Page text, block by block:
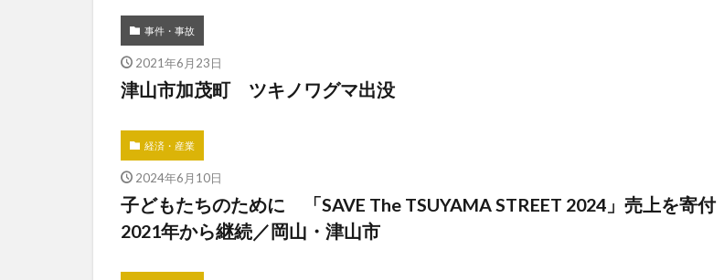
事件・事故
2021年6月23日
津山市加茂町 ツキノワグマ出没
経済・産業
2024年6月10日
子どもたちのために 「SAVE The TSUYAMA STREET 2024」売上を寄付
2021年から継続／岡山・津山市